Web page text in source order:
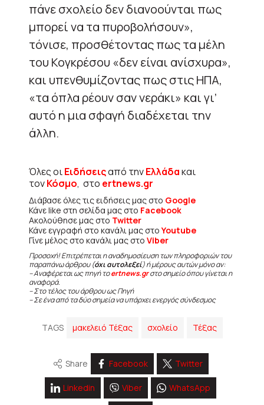
πάνε σχολείο δεν διανοούνται πως
μπορεί να τα πυροβολήσουν»,
τόνισε, προσθέτοντας πως τα μέλη
του Κογκρέσου «δεν είναι ανίσχυρα»,
και υπενθυμίζοντας πως στις ΗΠΑ,
«τα όπλα ρέουν σαν νεράκι» και γι’
αυτό η μια σφαγή διαδέχεται την
άλλη.
Όλες οιΕιδήσειςαπό τηνΕλλάδακαι
τονΚόσμο, στο ertnews.gr
Διάβασε όλες τις ειδήσεις μας στο Google
Κάνε like στη σελίδα μας στο Facebook
Ακολούθησε μας στο Twitter
Κάνε εγγραφή στο κανάλι μας στοYoutube
Γίνε μέλος στο κανάλι μας στο Viber
Προσοχή! Επιτρέπεται η αναδημοσίευση των πληροφοριών του
παραπάνω άρθρου (όχι αυτολεξεί) ή μέρους αυτών μόνο αν:
– Αναφέρεται ως πηγή τοertnews.grστο σημείο όπου γίνεται η
αναφορά.
– Στο τέλος του άρθρου ως Πηγή
– Σε ένα από τα δύο σημεία να υπάρχει ενεργός σύνδεσμος
TAGS μακελειό Τέξας σχολείο Τέξας
Share Facebook Twitter
Linkedin Viber WhatsApp